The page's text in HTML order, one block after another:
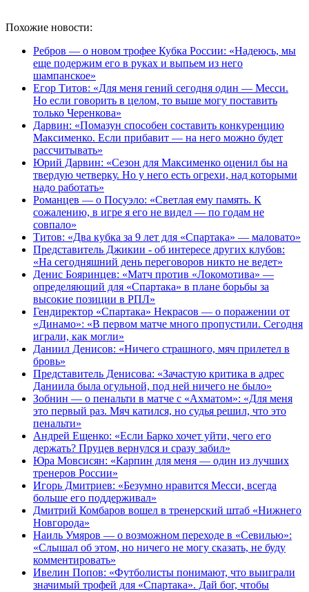
Похожие новости:
Ребров — о новом трофее Кубка России: «Надеюсь, мы
еще подержим его в руках и выпьем из него
шампанское»
Егор Титов: «Для меня гений сегодня один — Месси.
Но если говорить в целом, то выше могу поставить
только Черенкова»
Дарвин: «Помазун способен составить конкуренцию
Максименко. Если прибавит — на него можно будет
рассчитывать»
Юрий Дарвин: «Сезон для Максименко оценил бы на
твердую четверку. Но у него есть огрехи, над которыми
надо работать»
Романцев — о Посуэло: «Светлая ему память. К
сожалению, в игре я его не видел — по годам не
совпало»
Титов: «Два кубка за 9 лет для «Спартака» — маловато»
Представитель Джикии - об интересе других клубов:
«На сегодняшний день переговоров никто не ведет»
Денис Бояринцев: «Матч против «Локомотива» —
определяющий для «Спартака» в плане борьбы за
высокие позиции в РПЛ»
Гендиректор «Спартака» Некрасов — о поражении от
«Динамо»: «В первом матче много пропустили. Сегодня
играли, как могли»
Даниил Денисов: «Ничего страшного, мяч прилетел в
бровь»
Представитель Денисова: «Зачастую критика в адрес
Даниила была огульной, под ней ничего не было»
Зобнин — о пенальти в матче с «Ахматом»: «Для меня
это первый раз. Мяч катился, но судья решил, что это
пенальти»
Андрей Ещенко: «Если Барко хочет уйти, чего его
держать? Пруцев вернулся и сразу забил»
Юра Мовсисян: «Карпин для меня — один из лучших
тренеров России»
Игорь Дмитриев: «Безумно нравится Месси, всегда
больше его поддерживал»
Дмитрий Комбаров вошел в тренерский штаб «Нижнего
Новгорода»
Наиль Умяров — о возможном переходе в «Севилью»:
«Слышал об этом, но ничего не могу сказать, не буду
комментировать»
Ивелин Попов: «Футболисты понимают, что выиграли
значимый трофей для «Спартака». Дай бог, чтобы